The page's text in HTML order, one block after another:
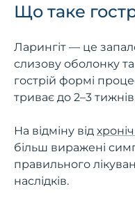
Що таке
Ларингіт — це
слизову оболонку
гострій формі
триває до 2–3
На відміну від
більш виражені
правильного
наслідків.